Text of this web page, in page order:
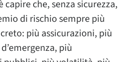
che, senza sicurezza,
di rischio sempre più
più assicurazioni, più
più